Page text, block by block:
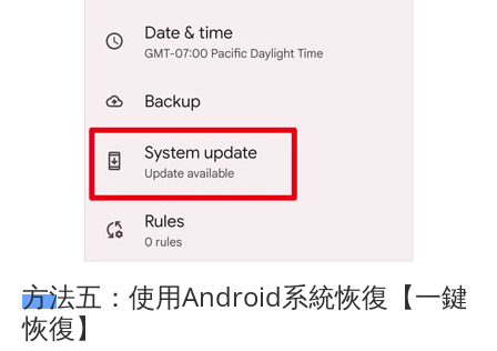
方法五：使用Android系統恢復【一鍵
恢復】